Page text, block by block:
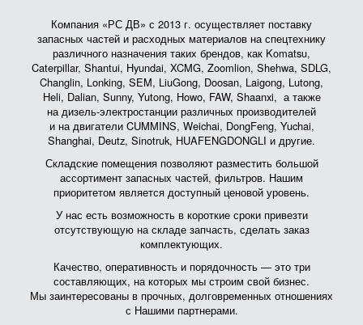
Компания «РС ДВ» с 2013 г. осуществляет поставку
запасных частей и расходных материалов на спецтехнику
различного назначения таких брендов, как Komatsu,
Caterpillar, Shantui, Hyundai, XCMG, Zoomlion, Shehwa, SDLG,
Changlin, Lonking, SEM, LiuGong, Doosan, Laigong, Lutong,
Heli, Dalian, Sunny, Yutong, Howo, FAW, Shaanxi, а также
на дизель-электростанции различных производителей
и на двигатели CUMMINS, Weichai, DongFeng, Yuchai,
Shanghai, Deutz, Sinotruk, HUAFENGDONGLI и другие.
Складские помещения позволяют разместить большой
ассортимент запасных частей, фильтров. Нашим
приоритетом является доступный ценовой уровень.
У нас есть возможность в короткие сроки привезти
отсутствующую на складе запчасть, сделать заказ
комплектующих.
Качество, оперативность и порядочность — это три
составляющих, на которых мы строим свой бизнес.
Мы заинтересованы в прочных, долговременных отношениях
с Нашими партнерами.